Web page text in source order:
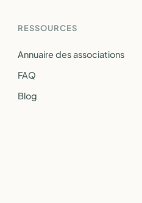
RESSOURCES
Annuaire des associations
FAQ
Blog